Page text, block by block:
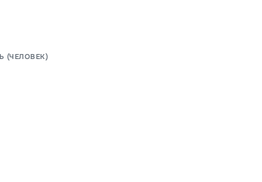
(ЧЕЛОВЕК)